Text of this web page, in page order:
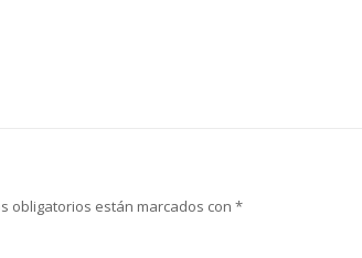
obligatorios están marcados con *